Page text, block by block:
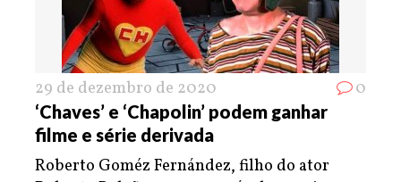
29 de dezembro de 2020 0
‘Chaves’ e ‘Chapolin’ podem ganhar
filme e série derivada
Roberto Goméz Fernández, filho do ator